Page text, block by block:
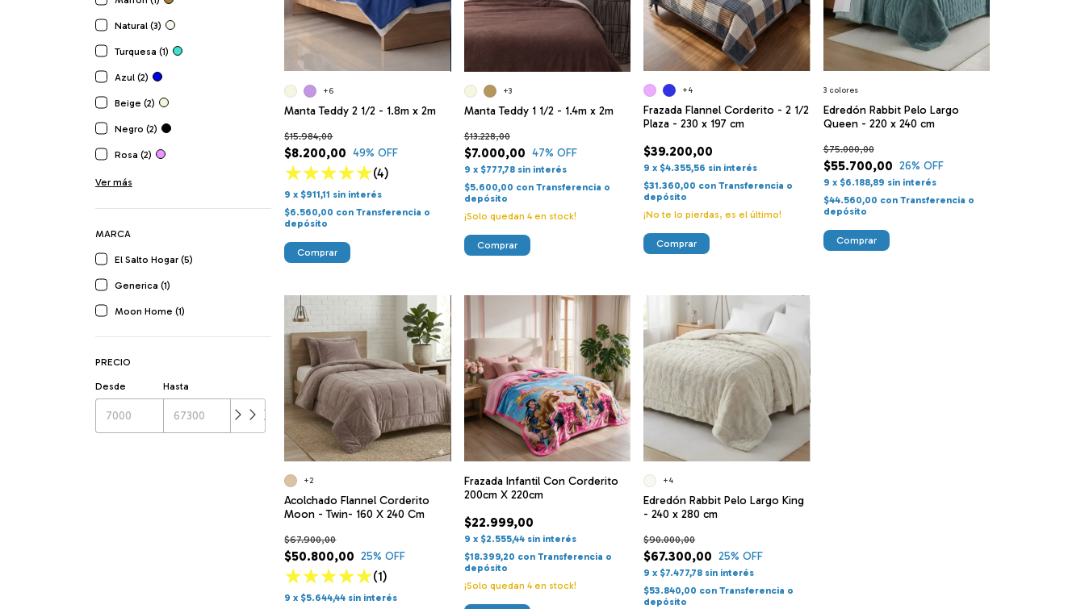
Natural (3)
Turquesa (1)
Azul (2)
Beige (2)
Negro (2)
Rosa (2)
Ver más
MARCA
El Salto Hogar (5)
Generica (1)
Moon Home (1)
PRECIO
Desde Hasta
Manta Teddy 2 1/2 - 1.8m x 2m
$8.200,00
$15.984,00
49% OFF
(4)
9 x $911,11 sin interés
$6.560,00 con Transferencia o
depósito
+6
Comprar
Manta Teddy 1 1/2 - 1.4m x 2m
$7.000,00
$13.228,00
47% OFF
9 x $777,78 sin interés
$5.600,00 con Transferencia o
depósito
¡Solo quedan 4en stock!
+3
Comprar
Frazada Flannel Corderito - 2 1/2
Plaza - 230 x 197 cm
$39.200,00
9 x $4.355,56 sin interés
$31.360,00 con Transferencia o
depósito
¡No te lo pierdas, es el último!
+4
Comprar
Edredón Rabbit Pelo Largo
Queen - 220 x 240 cm
$55.700,00
$75.000,00
26% OFF
9 x $6.188,89 sin interés
$44.560,00 con Transferencia o
depósito
3 colores
Comprar
Acolchado Flannel Corderito
Moon - Twin- 160 X 240 Cm
$50.800,00
$67.900,00
25% OFF
(1)
9 x $5.644,44 sin interés
+2
Frazada Infantil Con Corderito
200cm X 220cm
$22.999,00
9 x $2.555,44 sin interés
$18.399,20 con Transferencia o
depósito
¡Solo quedan 4en stock!
Edredón Rabbit Pelo Largo King
- 240 x 280 cm
$67.300,00
$90.000,00
25% OFF
9 x $7.477,78 sin interés
$53.840,00 con Transferencia o
depósito
+4